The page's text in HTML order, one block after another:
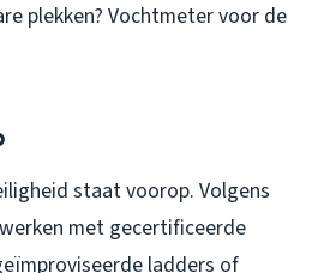
plekken? Vochtmeter voor de
staat voorop. Volgens
met gecertificeerde
ladders of